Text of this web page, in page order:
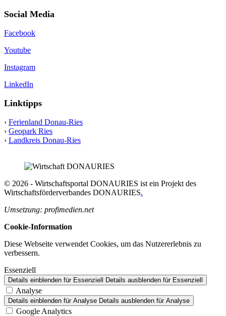
Social Media
Facebook
Youtube
Instagram
LinkedIn
Linktipps
› Ferienland Donau-Ries
› Geopark Ries
› Landkreis Donau-Ries
© 2026 - Wirtschaftsportal DONAURIES ist ein Projekt des
Wirtschaftsförderverbandes DONAURIES.
Umsetzung: profimedien.net
Cookie-Information
Diese Webseite verwendet Cookies, um das Nutzererlebnis zu
verbessern.
Essenziell
Details einblenden für Essenziell Details ausblenden für Essenziell
Analyse
Details einblenden für Analyse Details ausblenden für Analyse
Google Analytics